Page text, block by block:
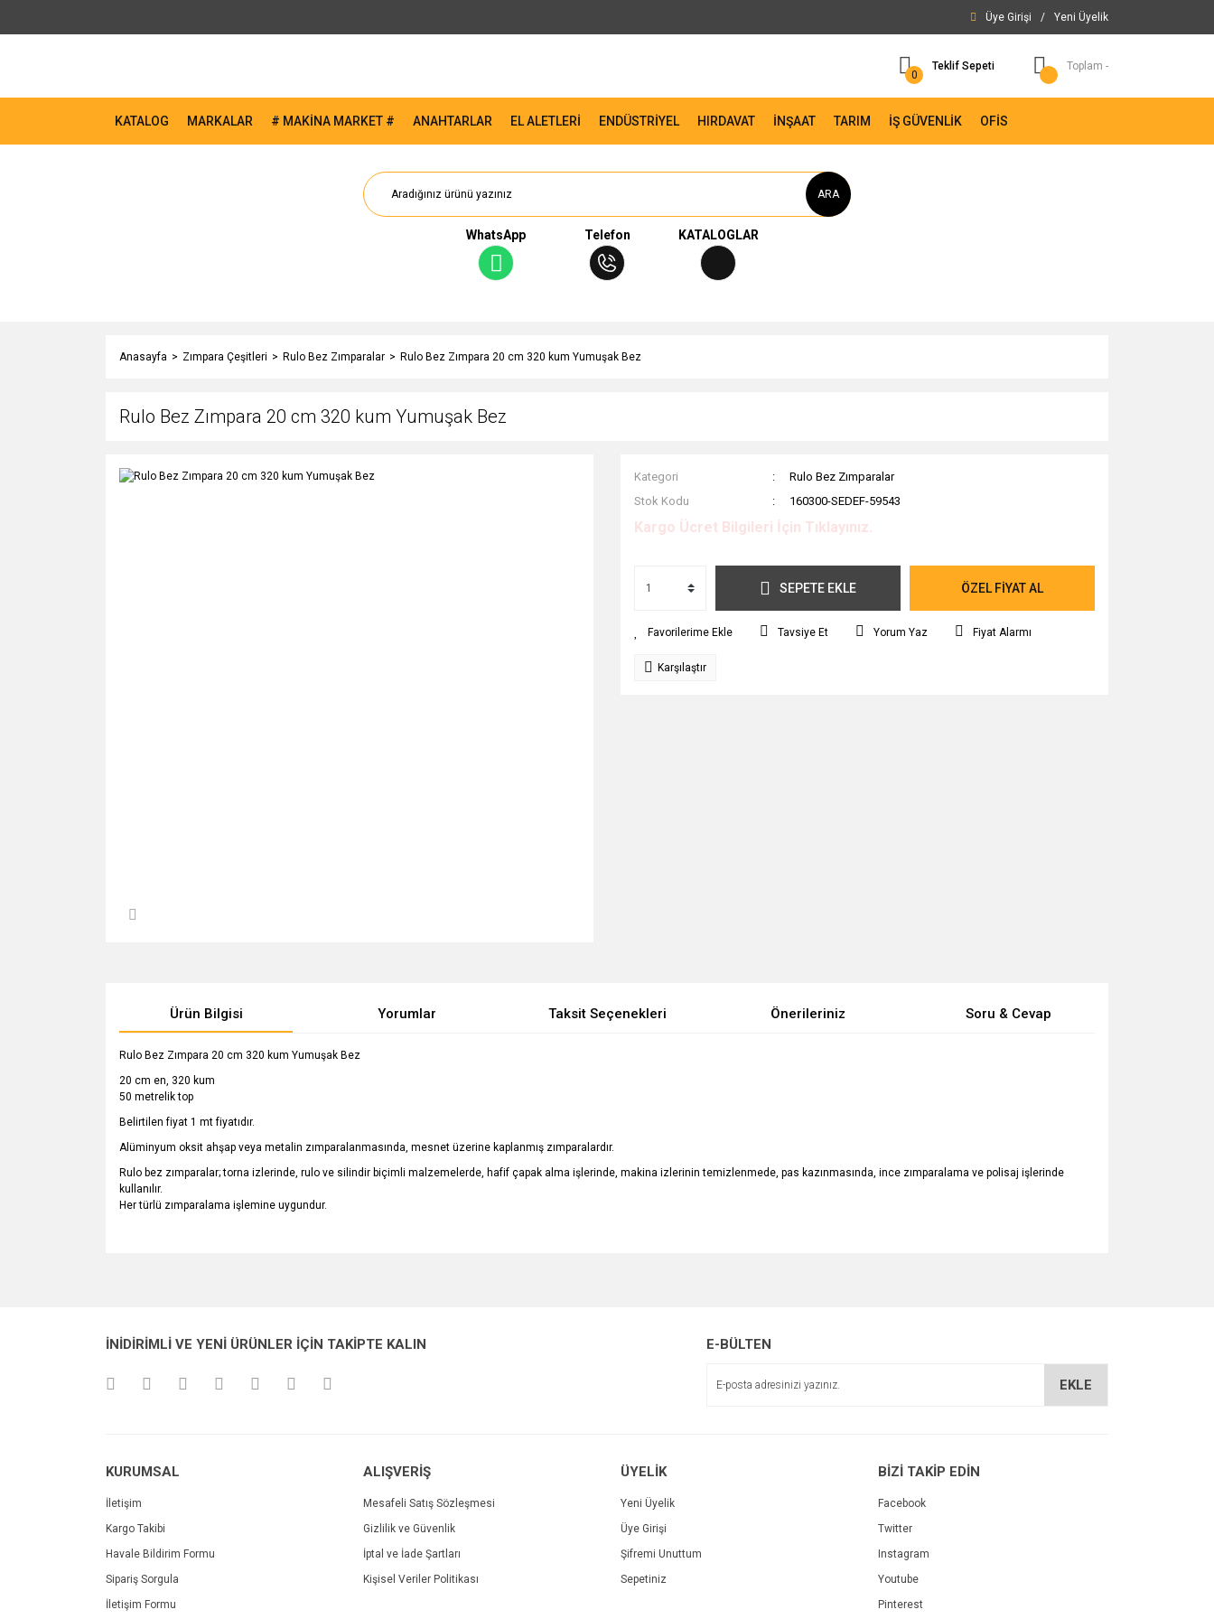
Üye Girişi / Yeni Üyelik
0
Teklif Sepeti Toplam -
KATALOG MARKALAR # MAKİNA MARKET # ANAHTARLAR EL ALETLERİ ENDÜSTRİYEL HIRDAVAT İNŞAAT TARIM İŞ GÜVENLİK OFİS
ARA
WhatsApp Telefon KATALOGLAR
Anasayfa Zımpara Çeşitleri Rulo Bez Zımparalar Rulo Bez Zımpara 20 cm 320 kum Yumuşak Bez
Rulo Bez Zımpara 20 cm 320 kum Yumuşak Bez
Kategori
Rulo Bez Zımparalar
Stok Kodu
160300-SEDEF-59543
Kargo Ücret Bilgileri İçin Tıklayınız.
SEPETE EKLE ÖZEL FİYAT AL
Tavsiye Et Yorum Yaz Fiyat Alarmı
Karşılaştır
Ürün Bilgisi Yorumlar Taksit Seçenekleri Önerileriniz Soru & Cevap
Rulo Bez Zımpara 20 cm 320 kum Yumuşak Bez
20 cm en, 320 kum
50 metrelik top
Belirtilen fiyat 1 mt fiyatıdır.
Alüminyum oksit ahşap veya metalin zımparalanmasında, mesnet üzerine kaplanmış zımparalardır.
Rulo bez zımparalar; torna izlerinde, rulo ve silindir biçimli malzemelerde, hafif çapak alma işlerinde, makina izlerinin temizlenmede, pas kazınmasında, ince zımparalama ve polisaj işlerinde
kullanılır.
Her türlü zımparalama işlemine uygundur.
Ürün açıklamasında eksik bilgiler bulunuyor.
İNİDİRİMLİ VE YENİ ÜRÜNLER İÇİN TAKİPTE KALIN E-BÜLTEN
EKLE
KURUMSAL
İletişim
Kargo Takibi
Havale Bildirim Formu
Sipariş Sorgula
İletişim Formu
ALIŞVERİŞ
Mesafeli Satış Sözleşmesi
Gizlilik ve Güvenlik
İptal ve İade Şartları
Kişisel Veriler Politikası
ÜYELİK
Yeni Üyelik
Üye Girişi
Şifremi Unuttum
Sepetiniz
BİZİ TAKİP EDİN
Facebook
Twitter
Instagram
Youtube
Pinterest